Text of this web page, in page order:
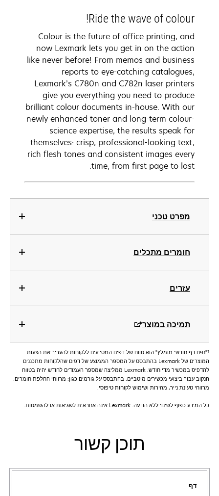
מפרט טכני
חומרים מתכלים
עזרים
תמיכה במוצר
Ride the wave of colour!
Colour is the future of office printing, and
now Lexmark lets you get in on the action
like never before! From memos and business
reports to eye-catching catalogues,
Lexmark’s C780n and C782n laser printers
give you everything you need to produce
brilliant colour documents in-house. With our
newly enhanced toner and long-term colour-
science expertise, the results speak for
themselves: crisp, professional-looking text,
rich flesh tones and consistent images every
time, from first page to last.
†"נפח דף חודשי מומלץ" הוא טווח של דפים המסייעים ללקוחות להעריך את הצעות
המוצרים של Lexmark בהתבסס על המספר הממוצע של דפים שהלקוחות מתכננים
להדפיס במכשיר מדי חודש. Lexmark ממליצה שמספר העמודים לחודש יהיה בטווח
הנקוב עבור ביצועי מכשירים מיטביים, בהתבסס על גורמים כגון: מרווחי החלפת חומרים,
מרווחי טעינת נייר, מהירות ושימוש לקוחות טיפוסי.
כל המידע כפוף לשינוי ללא הודעה. Lexmark אינה אחראית לשגיאות או להשמטות.
תוכן קשור
דף